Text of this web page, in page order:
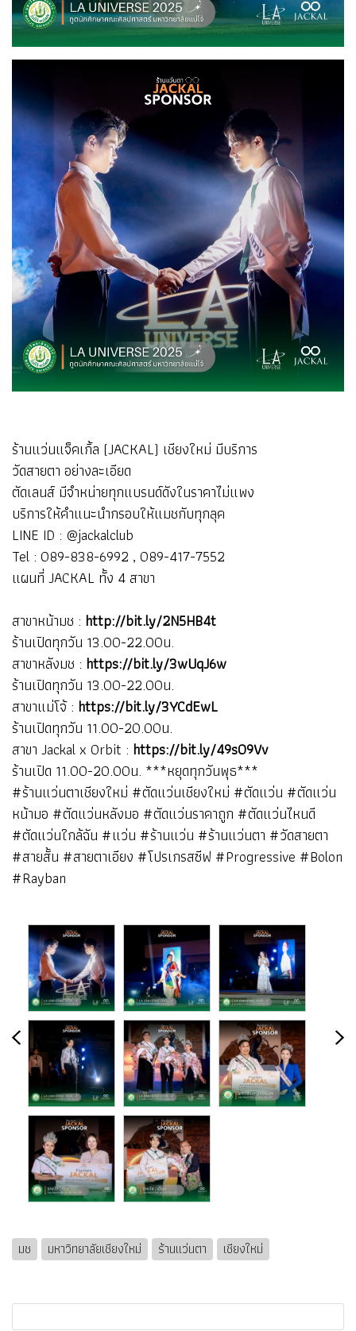
ร้านแว่นแจ็คเกิ้ล (JACKAL) เชียงใหม่ มีบริการ
วัดสายตา อย่างละเอียด
ตัดเลนส์ มีจำหน่ายทุกแบรนด์ดังในราคาไม่แพง
บริการให้คำแนะนำกรอบให้แมชกับทุกลุค
LINE ID : @jackalclub
Tel : 089-838-6992 , 089-417-7552
แผนที่ JACKAL ทั้ง 4 สาขา
สาขาหน้ามช : http://bit.ly/2N5HB4t
ร้านเปิดทุกวัน 13.00-22.00น.
สาขาหลังมช : https://bit.ly/3wUqJ6w
ร้านเปิดทุกวัน 13.00-22.00น.
สาขาแม่โจ้ : https://bit.ly/3YCdEwL
ร้านเปิดทุกวัน 11.00-20.00น.
สาขา Jackal x Orbit : https://bit.ly/49s09Vv
ร้านเปิด 11.00-20.00น. ***หยุดทุกวันพุธ***
#ร้านแว่นตาเชียงใหม่ #ตัดแว่นเชียงใหม่ #ตัดแว่น #ตัดแว่น
หน้ามอ #ตัดแว่นหลังมอ #ตัดแว่นราคาถูก #ตัดแว่นไหนดี
#ตัดแว่นใกล้ฉัน #แว่น #ร้านแว่น #ร้านแว่นตา #วัดสายตา
#สายสั้น #สายตาเอียง #โปรเกรสซีฟ #Progressive #Bolon
#Rayban
มช มหาวิทยาลัยเชียงใหม่ ร้านแว่นตา เชียงใหม่